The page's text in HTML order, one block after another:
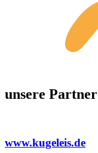
unsere Partner
www.kugeleis.de